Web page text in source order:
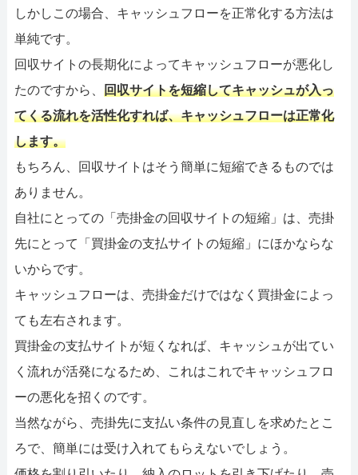
しかしこの場合、キャッシュフローを正常化する方法は
単純です。
回収サイトの長期化によってキャッシュフローが悪化し
たのですから、 回収サイトを短縮してキャッシュが入っ
てくる流れを活性化すれば、キャッシュフローは正常化
します。
もちろん、回収サイトはそう簡単に短縮できるものでは
ありません。
自社にとっての「売掛金の回収サイトの短縮」は、売掛
先にとって「買掛金の支払サイトの短縮」にほかならな
いからです。
キャッシュフローは、売掛金だけではなく買掛金によっ
ても左右されます。
買掛金の支払サイトが短くなれば、キャッシュが出てい
く流れが活発になるため、これはこれでキャッシュフロ
ーの悪化を招くのです。
当然ながら、売掛先に支払い条件の見直しを求めたとこ
ろで、簡単には受け入れてもらえないでしょう。